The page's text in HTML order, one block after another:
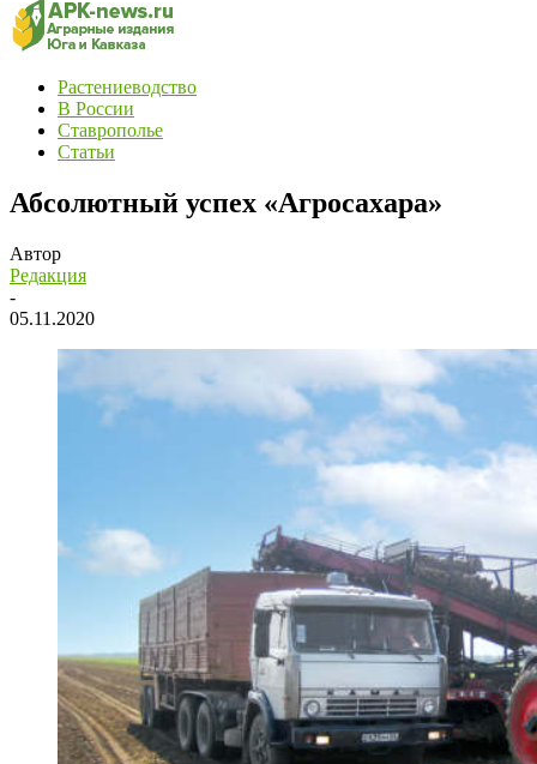
Растениеводство
В России
Ставрополье
Статьи
Абсолютный успех «Агросахара»
Автор
Редакция
-
05.11.2020